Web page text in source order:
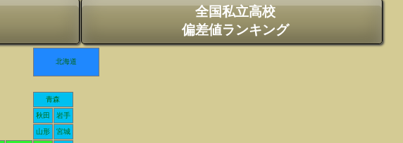
全国私立高校
偏差値ランキング
北海道
青森
秋田 岩手
山形 宮城